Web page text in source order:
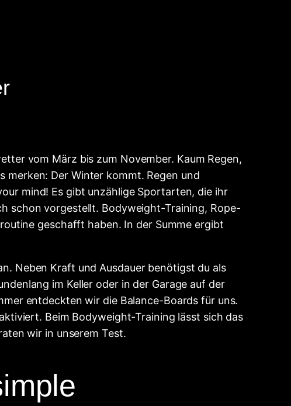
vom März bis zum November. Kaum Regen,
merken: Der Winter kommt. Regen und
mind! Es gibt unzählige Sportarten, die ihr
schon vorgestellt. Bodyweight-Training, Rope-
geschafft haben. In der Summe ergibt
Neben Kraft und Ausdauer benötigst du als
im Keller oder in der Garage auf der
entdeckten wir die Balance-Boards für uns.
Beim Bodyweight-Training lässt sich das
wir in unserem Test.